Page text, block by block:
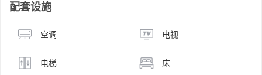
配套设施
空调 电视
电梯 床